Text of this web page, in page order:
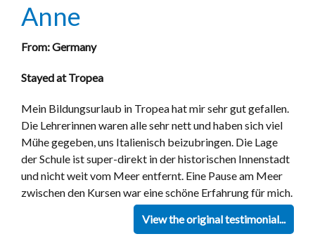
Anne
From: Germany
Stayed at Tropea
Mein Bildungsurlaub in Tropea hat mir sehr gut gefallen.
Die Lehrerinnen waren alle sehr nett und haben sich viel
Mühe gegeben, uns Italienisch beizubringen. Die Lage
der Schule ist super-direkt in der historischen Innenstadt
und nicht weit vom Meer entfernt. Eine Pause am Meer
zwischen den Kursen war eine schöne Erfahrung für mich.
View the original testimonial...